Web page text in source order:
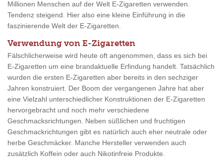
Millionen Menschen auf der Welt E-Zigaretten verwenden.
Tendenz steigend. Hier also eine kleine Einführung in die
faszinierende Welt der E-Zigaretten.
Verwendung von E-Zigaretten
Fälschlicherweise wird heute oft angenommen, dass es sich bei
E-Zigaretten um eine brandaktuelle Erfindung handelt. Tatsächlich
wurden die ersten E-Zigaretten aber bereits in den sechziger
Jahren konstruiert. Der Boom der vergangenen Jahre hat aber
eine Vielzahl unterschiedlicher Konstruktionen der E-Zigaretten
hervorgebracht und noch mehr verschiedene
Geschmacksrichtungen. Neben süßlichen und fruchtigen
Geschmackrichtungen gibt es natürlich auch eher neutrale oder
herbe Geschmäcker. Manche Hersteller verwenden auch
zusätzlich Koffein oder auch Nikotinfreie Produkte.